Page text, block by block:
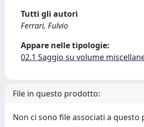
Tutti gli autori
Ferrari, Fulvio
Appare nelle tipologie:
02.1 Saggio su volume
File in questo prodotto:
Non ci sono file associati a questo